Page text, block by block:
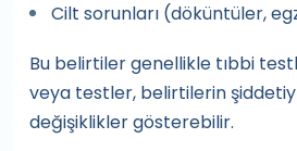
Cilt sorunları (döküntüler,
Bu belirtiler genellikle tıbbi
veya testler, belirtilerin
değişiklikler gösterebilir.